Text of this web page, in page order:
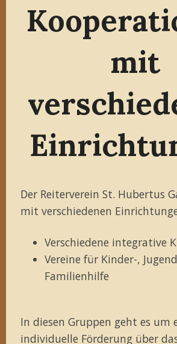
mit
Der Reiterverein St. Hubertus
mit verschiedenen
Verschiedene integrative
Vereine für Kinder-,
Familienhilfe
In diesen Gruppen geht es um
individuelle Förderung über